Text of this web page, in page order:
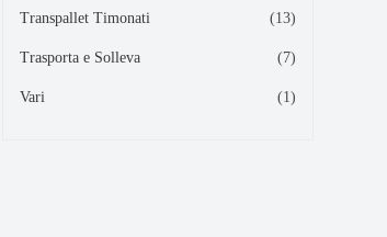
Transpallet Timonati (13)
Trasporta e Solleva (7)
Vari (1)